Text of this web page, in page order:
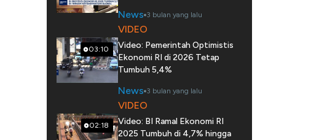
News 3 bulan yang lalu
03:10
VIDEO
Video: Pemerintah Optimistis
Ekonomi RI di 2026 Tetap
Tumbuh 5,4%
News 3 bulan yang lalu
02:18
VIDEO
Video: BI Ramal Ekonomi RI
2025 Tumbuh di 4,7% hingga